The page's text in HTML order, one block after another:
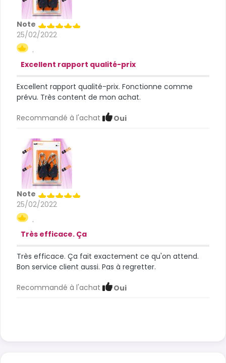
Note
25/02/2022
.
Excellent rapport qualité-prix
Excellent rapport qualité-prix. Fonctionne comme
prévu. Très content de mon achat.
Recommandé à l'achat Oui
Note
25/02/2022
.
Très efficace. Ça
Très efficace. Ça fait exactement ce qu'on attend.
Bon service client aussi. Pas à regretter.
Recommandé à l'achat Oui